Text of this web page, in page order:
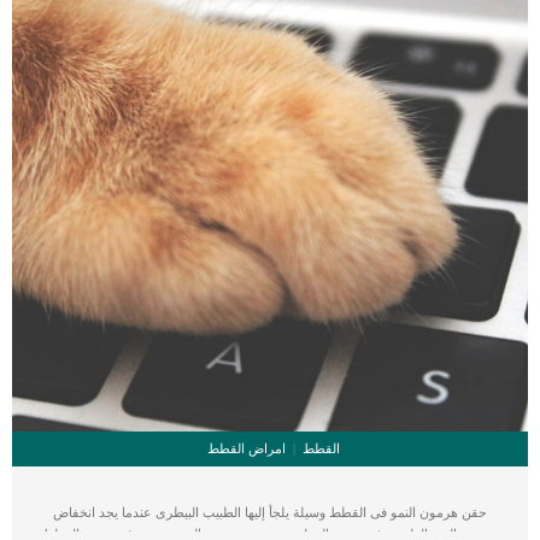
القطط امراض القطط
حقن هرمون النمو فى القطط وسيلة يلجأ إليها الطبيب البيطرى عندما يجد انخفاض
هرمون النمو الطبيعى فى جسم القطة منخفض. هرمون النمو موجود فى جسم القطط